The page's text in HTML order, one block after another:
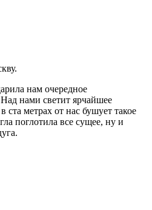
нам очередное
нами светит ярчайшее
ста метрах от нас бушует такое
поглотила все сущее, ну и